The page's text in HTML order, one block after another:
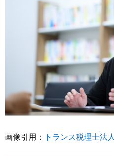
画像引用： トランス税理士法人